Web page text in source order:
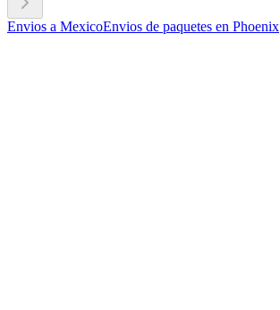
Envios a MexicoEnvios de paquetes en Phoenix